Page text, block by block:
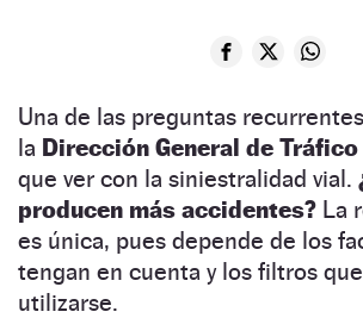
Una de las preguntas
la Dirección General de Tráfico
que ver con la siniestralidad vial.
producen más accidentes? La
es única, pues depende de los
tengan en cuenta y los filtros
utilizarse.